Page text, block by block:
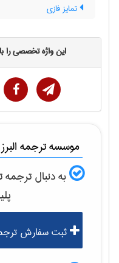
تمایز فازی
این واژه تخصصی را
موسسه ترجمه
به دنبال
ثبت سفارش